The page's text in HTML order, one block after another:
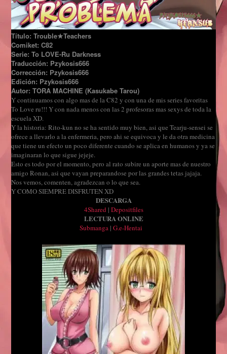
Título: Trouble★Teachers
Comiket: C82
Serie: To LOVE-Ru Darkness
Traducción: Pzykosis666
Corrección: Pzykosis666
Edición: Pzykosis666
Autor: TORA MACHINE (Kasukabe Tarou)
Y continuamos con algo mas de la C82 y con una de mis series favoritas
To Love ru!!! Y con nada menos con las 2 profesoras mas sexys de toda la
escuela XD.
Y la historia: Rito-kun no se ha sentido muy bien, asi que Tearju-sensei se
ofrece a llevarlo a la enfermeria, pero ahi se equivoca y le da otra medicina
que tiene un efecto un poco diferente cuando se aplica en humanos y ya se
imaginaran lo que sigue jejeje.
Esto es todo por el momento, pero al rato subire un aporte mas de nuestro
amigo Ronan, asi que vayan preparandose por las grandes tetas jajaja.
Nos vemos, comenten, agradezcan o lo que sea.
Y COMO SIEMPRE DISFRUTEN XD
DESCARGA
4Shared | Depositfiles
LECTURA ONLINE
Submanga | G.e-Hentai